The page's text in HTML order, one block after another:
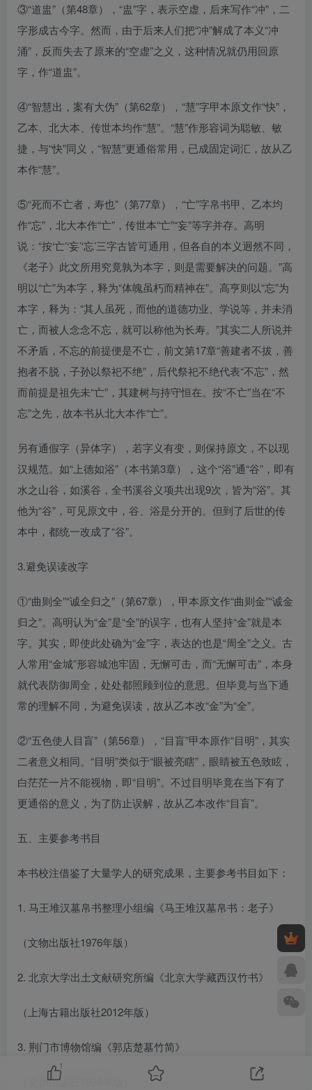
③“道盅”（第48章），“盅”字，表示空虚，后来写作“冲”，二
字形成古今字。然而，由于后来人们把“冲”解成了本义“冲
涌”，反而失去了原来的“空虚”之义，这种情况就仍用回原
字，作“道盅”。
④“智慧出，案有大伪”（第62章），“慧”字甲本原文作“快”，
乙本、北大本、传世本均作“慧”。“慧”作形容词为聪敏、敏
捷，与“快”同义，“智慧”更通俗常用，已成固定词汇，故从乙
本作“慧”。
⑤“死而不亡者，寿也”（第77章），“亡”字帛书甲、乙本均
作“忘”，北大本作“亡”，传世本“亡”“妄”等字并存。高明
说：“按‘亡’‘妄’‘忘’三字古皆可通用，但各自的本义迥然不同，
《老子》此文所用究竟孰为本字，则是需要解决的问题。”高
明以“亡”为本字，释为“体魄虽朽而精神在”。高亨则以“忘”为
本字，释为：“其人虽死，而他的道德功业、学说等，并未消
亡，而被人念念不忘，就可以称他为长寿。”其实二人所说并
不矛盾，不忘的前提便是不亡，前文第17章“善建者不拔，善
抱者不脱，子孙以祭祀不绝”，后代祭祀不绝代表“不忘”，然
而前提是祖先未“亡”，其建树与持守恒在。按“不亡”当在“不
忘”之先，故本书从北大本作“亡”。
另有通假字（异体字），若字义有变，则保持原文，不以现
汉规范。如“上德如浴”（本书第3章），这个“浴”通“谷”，即有
水之山谷，如溪谷，全书溪谷义项共出现9次，皆为“浴”。其
他为“谷”，可见原文中，谷、浴是分开的。但到了后世的传
本中，都统一改成了“谷”。
3.避免误读改字
①“曲则全”“诚全归之”（第67章），甲本原文作“曲则金”“诚金
归之”。高明认为“金”是“全”的误字，也有人坚持“金”就是本
字。其实，即使此处确为“金”字，表达的也是“周全”之义。古
人常用“金城”形容城池牢固，无懈可击，而“无懈可击”，本身
就代表防御周全，处处都照顾到位的意思。但毕竟与当下通
常的理解不同，为避免误读，故从乙本改“金”为“全”。
②“五色使人目盲”（第56章），“目盲”甲本原作“目明”，其实
二者意义相同。“目明”类似于“眼被亮瞎”，眼睛被五色致眩，
白茫茫一片不能视物，即“目明”。不过目明毕竟在当下有了
更通俗的意义，为了防止误解，故从乙本改作“目盲”。
五、主要参考书目
本书校注借鉴了大量学人的研究成果，主要参考书目如下：
1. 马王堆汉墓帛书整理小组编《马王堆汉墓帛书：老子》
（文物出版社1976年版）
2. 北京大学出土文献研究所编《北京大学藏西汉竹书》
（上海古籍出版社2012年版）
3. 荆门市博物馆编《郭店楚墓竹简》
（文物出版社1998年版）
1